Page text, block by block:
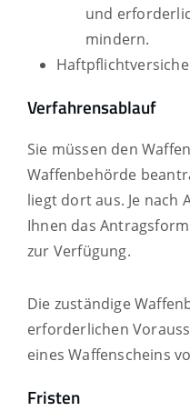
und
mindern.
Verfahrensablauf
Sie müssen den
Waffenbehörde
liegt dort aus. Je nach
Ihnen das
zur Verfügung.
Die zuständige
erforderlichen
eines Waffenscheins
Fristen